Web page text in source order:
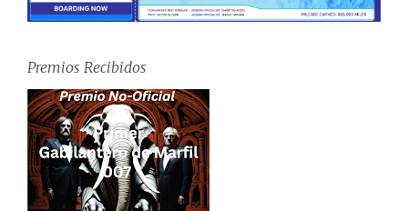
Premios Recibidos